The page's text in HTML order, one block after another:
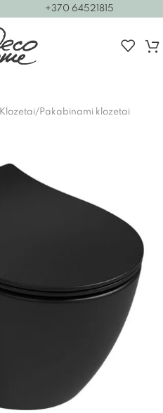
+370 64521815
Klozetai/Pakabinami klozetai